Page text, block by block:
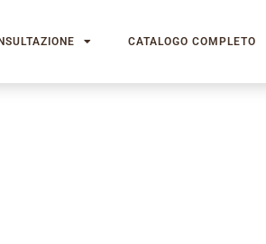
CATALOGO COMPLETO